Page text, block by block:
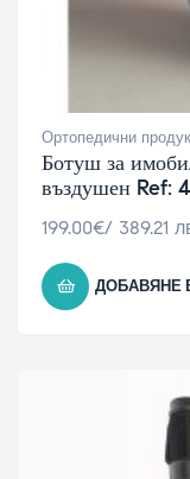
Ортопедични
Ботуш за
въздушен Ref:
199.00€/ 389.21
ДОБАВЯНЕ